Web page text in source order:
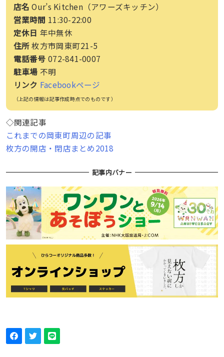
店名 Our’s Kitchen（アワーズキッチン）
営業時間 11:30-22:00
定休日 年中無休
住所枚方市岡東町21-5
電話番号 072-841-0007
駐車場 不明
リンク Facebookページ
（上記の情報は記事作成時点でのものです）
◇関連記事
これまでの岡東町周辺の記事
枚方の開店・閉店まとめ2018
記事内バナー